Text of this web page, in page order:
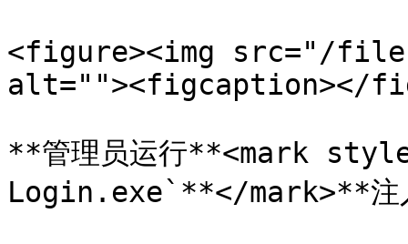
<figure><img src="/files/
alt=""><figcaption></
**管理员运行**<mark
Login.exe`**</mark>**注